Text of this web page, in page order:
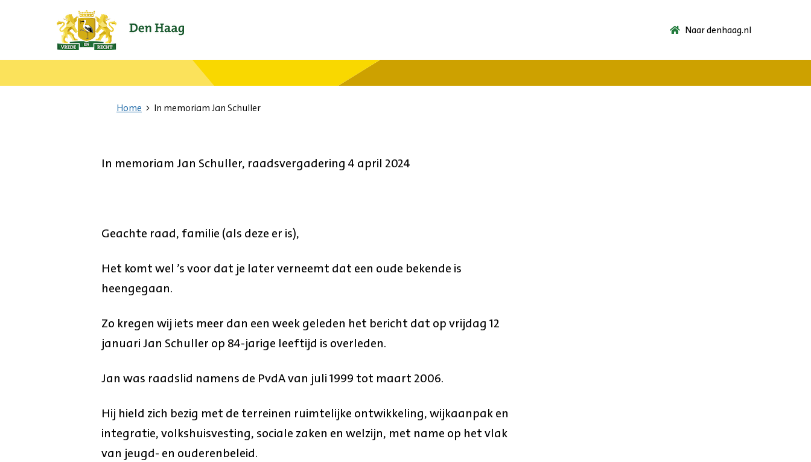
Ga
naar
de
Naar denhaag.nl
Home In memoriam Jan Schuller
In memoriam Jan Schuller, raadsvergadering 4 april 2024
Geachte raad, familie (als deze er is),
Het komt wel ’s voor dat je later verneemt dat een oude bekende is
heengegaan.
Zo kregen wij iets meer dan een week geleden het bericht dat op vrijdag 12
januari Jan Schuller op 84-jarige leeftijd is overleden.
Jan was raadslid namens de PvdA van juli 1999 tot maart 2006.
Hij hield zich bezig met de terreinen ruimtelijke ontwikkeling, wijkaanpak en
integratie, volkshuisvesting, sociale zaken en welzijn, met name op het vlak
van jeugd- en ouderenbeleid.